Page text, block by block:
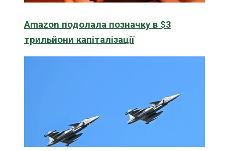
Amazon подолала позначку в $3
трильйони капіталізації